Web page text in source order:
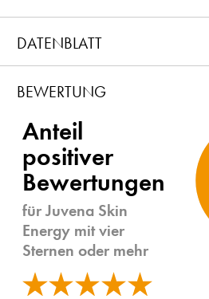
DATENBLATT
BEWERTUNG
Anteil
positiver
Bewertungen
für Juvena Skin
Energy mit vier
Sternen oder mehr